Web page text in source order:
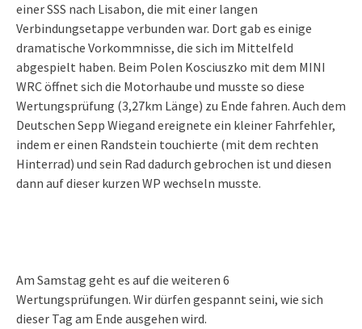
einer SSS nach Lisabon, die mit einer langen
Verbindungsetappe verbunden war. Dort gab es einige
dramatische Vorkommnisse, die sich im Mittelfeld
abgespielt haben. Beim Polen Kosciuszko mit dem MINI
WRC öffnet sich die Motorhaube und musste so diese
Wertungsprüfung (3,27km Länge) zu Ende fahren. Auch dem
Deutschen Sepp Wiegand ereignete ein kleiner Fahrfehler,
indem er einen Randstein touchierte (mit dem rechten
Hinterrad) und sein Rad dadurch gebrochen ist und diesen
dann auf dieser kurzen WP wechseln musste.
Am Samstag geht es auf die weiteren 6
Wertungsprüfungen. Wir dürfen gespannt seini, wie sich
dieser Tag am Ende ausgehen wird.